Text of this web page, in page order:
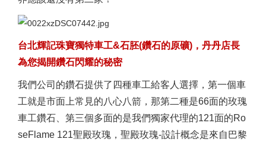
台北輝記珠寶獨特車工&石胚(鑽石的原礦)，丹丹店長
為您揭開鑽石閃耀的秘密
我們公司的鑽石提供了四種車工給客人選擇，第一個車
工就是市面上常見的八心八箭，那第二種是66面的玫瑰
車工鑽石、第三個多面的是我們獨家代理的121面的Ro
seFlame 121聖殿玫瑰，聖殿玫瑰-設計概念是來自巴黎